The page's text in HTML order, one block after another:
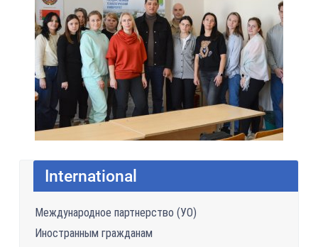
International
Международное партнерство (УО)
Иностранным гражданам